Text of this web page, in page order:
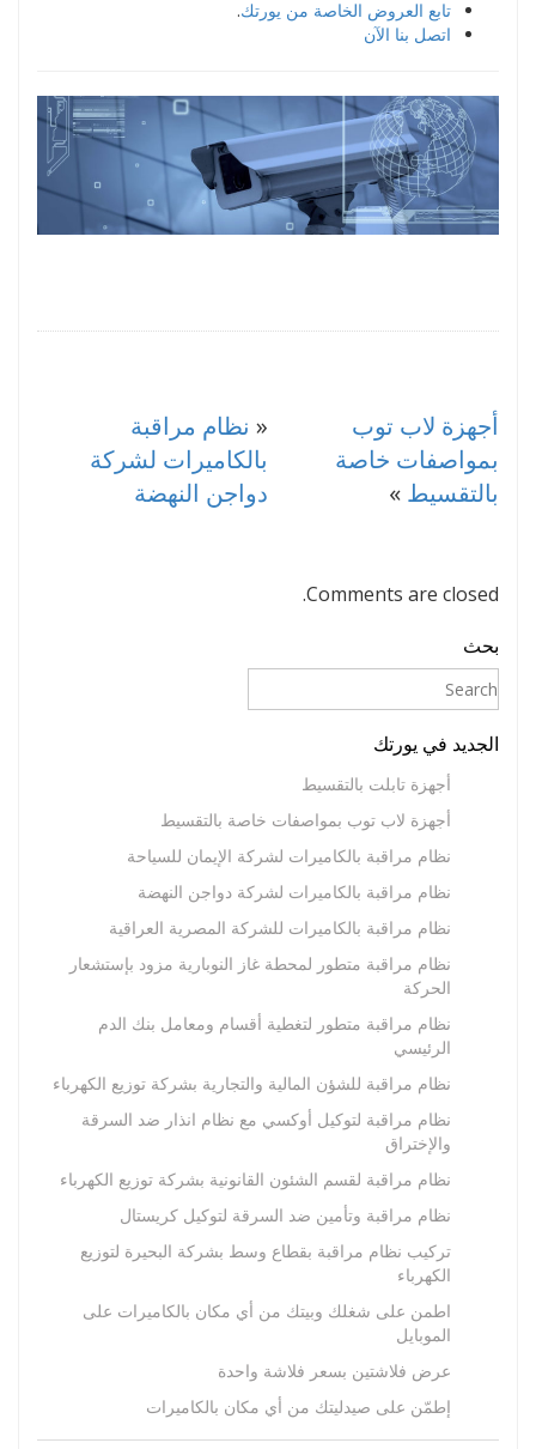
تابع العروض الخاصة من يورتك.
اتصل بنا الآن
« نظام مراقبة
بالكاميرات لشركة
دواجن النهضة
أجهزة لاب توب
بمواصفات خاصة
بالتقسيط »
Comments are closed.
بحث
الجديد في يورتك
أجهزة تابلت بالتقسيط
أجهزة لاب توب بمواصفات خاصة بالتقسيط
نظام مراقبة بالكاميرات لشركة الإيمان للسياحة
نظام مراقبة بالكاميرات لشركة دواجن النهضة
نظام مراقبة بالكاميرات للشركة المصرية العراقية
نظام مراقبة متطور لمحطة غاز النوبارية مزود بإستشعار
الحركة
نظام مراقبة متطور لتغطية أقسام ومعامل بنك الدم
الرئيسي
نظام مراقبة للشؤن المالية والتجارية بشركة توزيع الكهرباء
نظام مراقبة لتوكيل أوكسي مع نظام انذار ضد السرقة
والإختراق
نظام مراقبة لقسم الشئون القانونية بشركة توزيع الكهرباء
نظام مراقبة وتأمين ضد السرقة لتوكيل كريستال
تركيب نظام مراقبة بقطاع وسط بشركة البحيرة لتوزيع
الكهرباء
اطمن على شغلك وبيتك من أي مكان بالكاميرات على
الموبايل
عرض فلاشتين بسعر فلاشة واحدة
إطمّن على صيدليتك من أي مكان بالكاميرات